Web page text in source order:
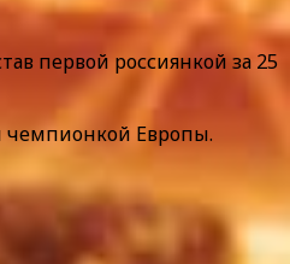
первой россиянкой за 25
чемпионкой Европы.